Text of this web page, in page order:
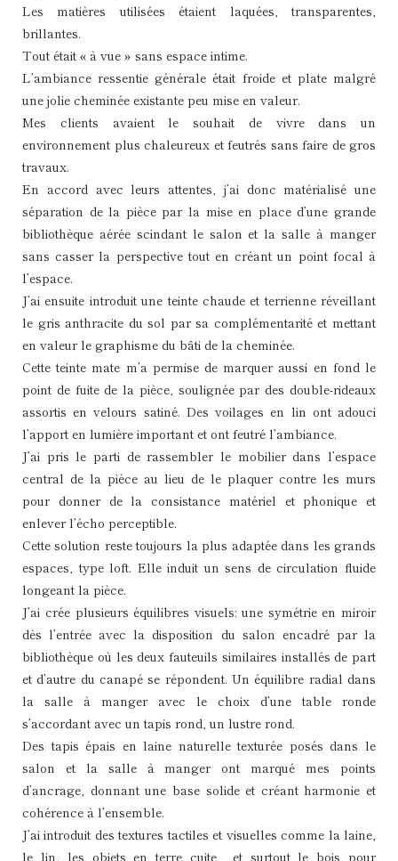
Les matières utilisées étaient laquées, transparentes,
brillantes.
Tout était « à vue » sans espace intime.
L’ambiance ressentie générale était froide et plate malgré
une jolie cheminée existante peu mise en valeur.
Mes clients avaient le souhait de vivre dans un
environnement plus chaleureux et feutrés sans faire de gros
travaux.
En accord avec leurs attentes, j’ai donc matérialisé une
séparation de la pièce par la mise en place d’une grande
bibliothèque aérée scindant le salon et la salle à manger
sans casser la perspective tout en créant un point focal à
l’espace.
J’ai ensuite introduit une teinte chaude et terrienne réveillant
le gris anthracite du sol par sa complémentarité et mettant
en valeur le graphisme du bâti de la cheminée.
Cette teinte mate m’a permise de marquer aussi en fond le
point de fuite de la pièce, soulignée par des double-rideaux
assortis en velours satiné. Des voilages en lin ont adouci
l’apport en lumière important et ont feutré l’ambiance.
J’ai pris le parti de rassembler le mobilier dans l’espace
central de la pièce au lieu de le plaquer contre les murs
pour donner de la consistance matériel et phonique et
enlever l’écho perceptible.
Cette solution reste toujours la plus adaptée dans les grands
espaces, type loft. Elle induit un sens de circulation fluide
longeant la pièce.
J’ai crée plusieurs équilibres visuels: une symétrie en miroir
dès l’entrée avec la disposition du salon encadré par la
bibliothèque où les deux fauteuils similaires installés de part
et d’autre du canapé se répondent. Un équilibre radial dans
la salle à manger avec le choix d’une table ronde
s’accordant avec un tapis rond, un lustre rond.
Des tapis épais en laine naturelle texturée posés dans le
salon et la salle à manger ont marqué mes points
d’ancrage, donnant une base solide et créant harmonie et
cohérence à l’ensemble.
J’ai introduit des textures tactiles et visuelles comme la laine,
le lin, les objets en terre cuite et surtout le bois pour